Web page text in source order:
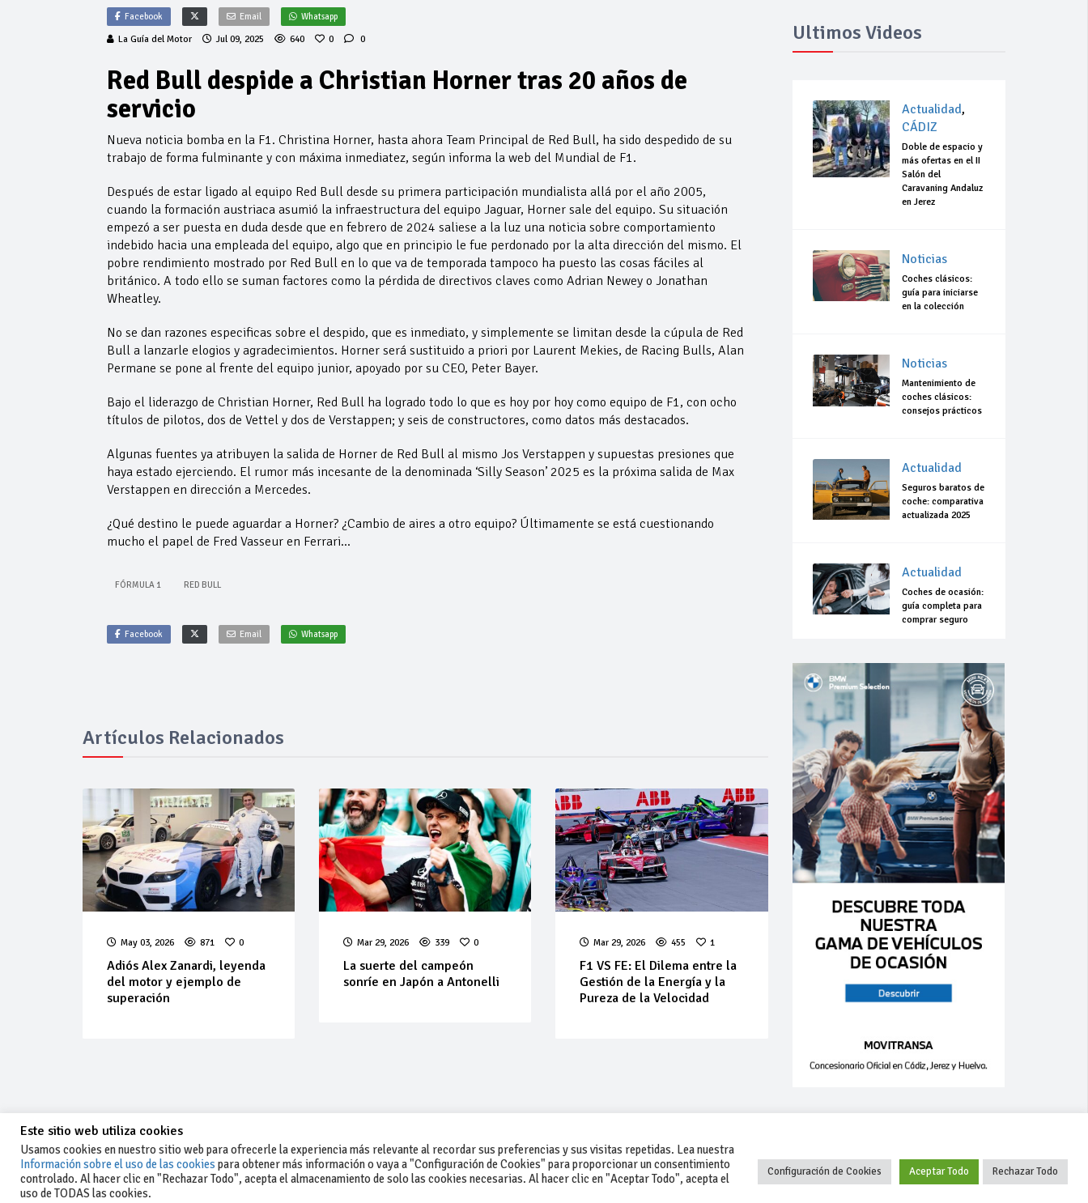
Facebook Email Whatsapp
La Guía del Motor Jul 09, 2025 640 0 0
Red Bull despide a Christian Horner tras 20 años de
servicio
Nueva noticia bomba en la F1. Christina Horner, hasta ahora Team Principal de Red Bull, ha sido despedido de su
trabajo de forma fulminante y con máxima inmediatez, según informa la web del Mundial de F1.
Después de estar ligado al equipo Red Bull desde su primera participación mundialista allá por el año 2005,
cuando la formación austriaca asumió la infraestructura del equipo Jaguar, Horner sale del equipo. Su situación
empezó a ser puesta en duda desde que en febrero de 2024 saliese a la luz una noticia sobre comportamiento
indebido hacia una empleada del equipo, algo que en principio le fue perdonado por la alta dirección del mismo. El
pobre rendimiento mostrado por Red Bull en lo que va de temporada tampoco ha puesto las cosas fáciles al
británico. A todo ello se suman factores como la pérdida de directivos claves como Adrian Newey o Jonathan
Wheatley.
No se dan razones especificas sobre el despido, que es inmediato, y simplemente se limitan desde la cúpula de Red
Bull a lanzarle elogios y agradecimientos. Horner será sustituido a priori por Laurent Mekies, de Racing Bulls, Alan
Permane se pone al frente del equipo junior, apoyado por su CEO, Peter Bayer.
Bajo el liderazgo de Christian Horner, Red Bull ha logrado todo lo que es hoy por hoy como equipo de F1, con ocho
títulos de pilotos, dos de Vettel y dos de Verstappen; y seis de constructores, como datos más destacados.
Algunas fuentes ya atribuyen la salida de Horner de Red Bull al mismo Jos Verstappen y supuestas presiones que
haya estado ejerciendo. El rumor más incesante de la denominada ‘Silly Season’ 2025 es la próxima salida de Max
Verstappen en dirección a Mercedes.
¿Qué destino le puede aguardar a Horner? ¿Cambio de aires a otro equipo? Últimamente se está cuestionando
mucho el papel de Fred Vasseur en Ferrari…
FÓRMULA 1 RED BULL
Facebook Email Whatsapp
Artículos Relacionados
May 03, 2026 871 0
Adiós Alex Zanardi, leyenda
del motor y ejemplo de
superación
Mar 29, 2026 339 0
La suerte del campeón
sonríe en Japón a Antonelli
Mar 29, 2026 455 1
F1 VS FE: El Dilema entre la
Gestión de la Energía y la
Pureza de la Velocidad
Ultimos Videos
Actualidad,
CÁDIZ
Doble de espacio y
más ofertas en el II
Salón del
Caravaning Andaluz
en Jerez
Noticias
Coches clásicos:
guía para iniciarse
en la colección
Noticias
Mantenimiento de
coches clásicos:
consejos prácticos
Actualidad
Seguros baratos de
coche: comparativa
actualizada 2025
Actualidad
Coches de ocasión:
guía completa para
comprar seguro
-Aviso legal y condiciones generales
-Contacto
+34 627 35 00 36
Este sitio web utiliza cookies
Usamos cookies en nuestro sitio web para ofrecerle la experiencia más relevante al recordar sus preferencias y sus visitas repetidas. Lea nuestra
Información sobre el uso de las cookies para obtener más información o vaya a "Configuración de Cookies" para proporcionar un consentimiento
controlado. Al hacer clic en "Rechazar Todo", acepta el almacenamiento de solo las cookies necesarias. Al hacer clic en "Aceptar Todo", acepta el
uso de TODAS las cookies.
Configuración de Cookies Aceptar Todo Rechazar Todo